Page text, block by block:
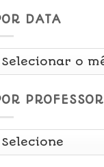
DATA
PROFESSOR